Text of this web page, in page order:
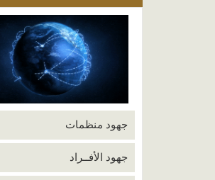
جهود منظمات
جهود الأفــراد